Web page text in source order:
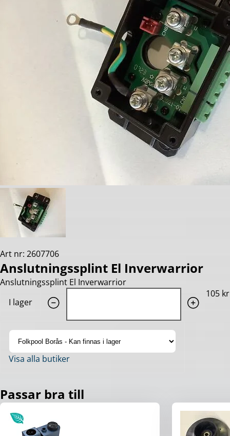
Art nr: 2607706
Anslutningssplint El Inverwarrior
Anslutningssplint El Inverwarrior
I lager
105 kr
Visa alla butiker
Passar bra till